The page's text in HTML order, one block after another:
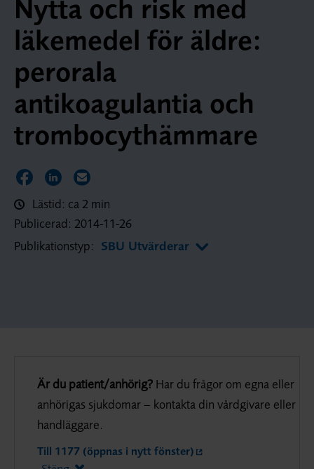
Nytta och risk med
läkemedel för äldre:
perorala
antikoagulantia och
trombocythämmare
Dela sidan på Facebook
Dela sidan på LinkedIn
Dela sidan via E-post
Lästid: ca 2 min
Publicerad: 2014-11-26
Publikationstyp: SBU Utvärderar
Är du patient/anhörig? Har du frågor om egna eller
anhörigas sjukdomar – kontakta din vårdgivare eller
handläggare.
Till 1177 (öppnas i nytt fönster)